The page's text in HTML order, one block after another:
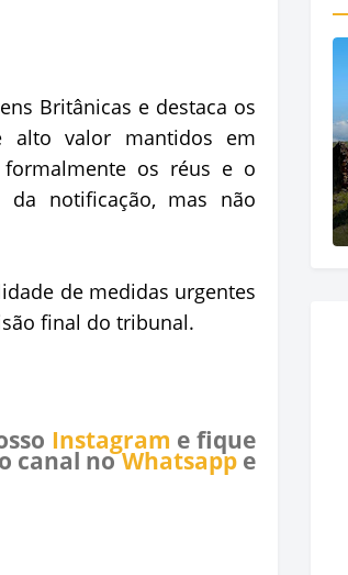
Britânicas e destaca os
alto valor mantidos em
os réus e o
notificação, mas não
de medidas urgentes
final do tribunal.
Instagram e fique
canal noWhatsappe